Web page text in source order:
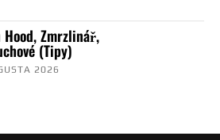
Zmrzlinář,
(Tipy)
2026